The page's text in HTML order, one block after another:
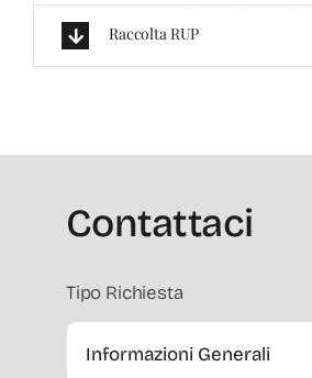
Raccolta RUP
Contattaci
Tipo Richiesta